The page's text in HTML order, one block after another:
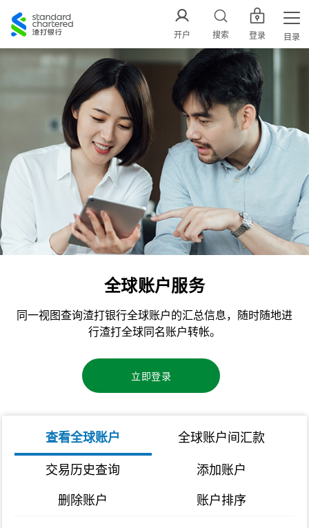
渣
打
中
国
开户 搜索 登录 目录
全球账户服务
同一视图查询渣打银行全球账户的汇总信息，随时随地进
行渣打全球同名账户转帐。
立即登录
查看全球账户 全球账户间汇款
交易历史查询 添加账户
删除账户 账户排序